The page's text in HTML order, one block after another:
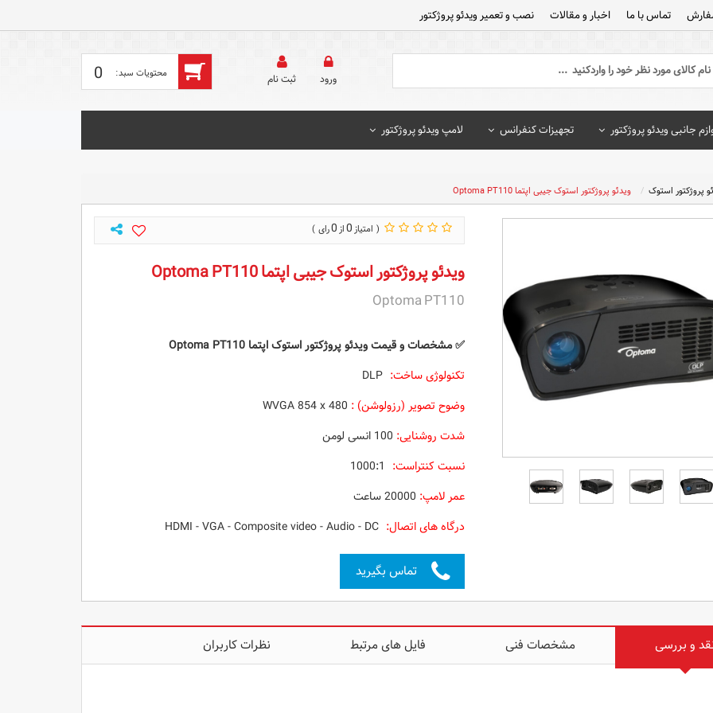
تماس با ما اخبار و مقالات نصب و تعمیر ویدئو پروژکتور
0 ورود ثبت‌ نام
جانبی ویدئو پروژکتور تجهیزات کنفرانس لامپ ویدئو پروژکتور
پروژکتور استوک ویدئو پروژکتور استوک جیبی اپتما Optoma PT110
0
0
ویدئو پروژکتور استوک جیبی اپتما Optoma PT110
Optoma PT110
✅ مشخصات و قیمت ویدئو پروژکتور استوک اپتما Optoma PT110
تکنولوژی ساخت:DLP
وضوح تصویر (رزولوشن) : WVGA 854 x 480
شدت روشنایی: 100 انسی لومن
نسبت کنتراست: 1000:1
عمر لامپ:
درگاه های اتصال:
HDMI -VGA-Composite video-Audio- DC
تماس بگیرید
و بررسی مشخصات فنی فایل های مرتبط نظرات کاربران